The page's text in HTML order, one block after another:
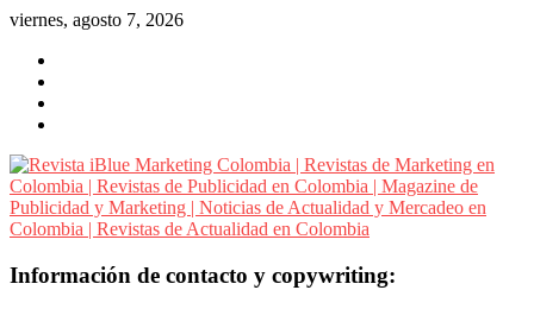
Saltar
contenido
viernes, agosto 7, 2026
Revista
Información de contacto y copywriting: